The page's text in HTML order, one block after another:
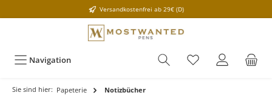
Versandkostenfrei ab 29€ (D)
Navigation
Sie sind hier: Papeterie Notizbücher